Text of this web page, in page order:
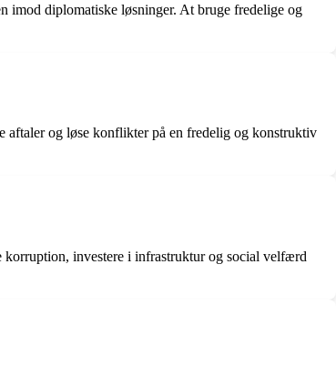
imod diplomatiske løsninger. At bruge fredelige og
aftaler og løse konflikter på en fredelig og konstruktiv
investere i infrastruktur og social velfærd